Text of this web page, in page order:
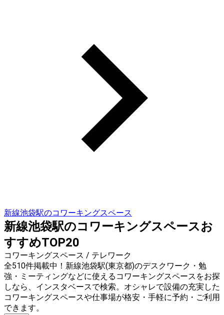
新線池袋駅のコワーキングスペース
新線池袋駅のコワーキングスペースお
すすめTOP20
コワーキングスペース / テレワーク
全510件掲載中！新線池袋駅(東京都)のデスクワーク・勉
強・ミーティングなどに使えるコワーキングスペースをお探
しなら、インスタベースで検索。オシャレで設備の充実した
コワーキングスペースや仕事場が格安・手軽に予約・ご利用
できます。